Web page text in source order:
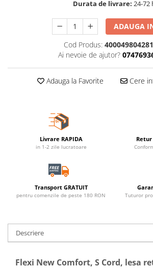
Durata de livrare: 24-72
ADAUGA
Cod Produs:
Ai nevoie de ajutor?
Adauga la Favorite Cere
Livrare RAPIDA
in 1-2 zile lucratoare
Retur
Transport GRATUIT
pentru comenzile de peste 180 RON Tuturor
Descriere
Flexi New Comfort, S Cord, lesa